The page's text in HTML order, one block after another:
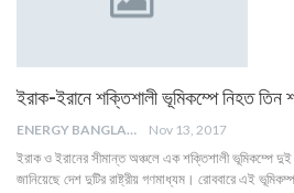
ইরাক-ইরানে শক্তিশালী ভূমিকম্পে নিহত তিন
ENERGY BANGLA Nov 13, 2017
ইরাক ও ইরানের সীমান্ত অঞ্চলে এক শক্তিশালী ভূমিকম্পে
জানিয়েছে দেশ দুটির রাষ্ট্রীয় গণমাধ্যম। রোববারে এই